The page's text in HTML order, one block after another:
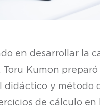
en desarrollar la
Toru Kumon
didáctico y método
de cálculo en